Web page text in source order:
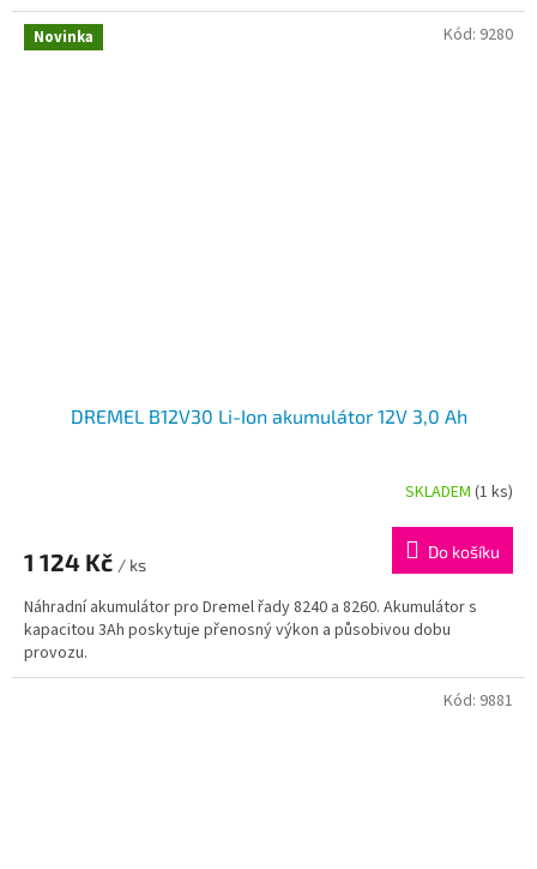
Novinka
DREMEL B12V30 Li-Ion akumulátor 12V 3,0 Ah
SKLADEM (1 ks)
1 124 Kč / ks
Do košíku
Náhradní akumulátor pro Dremel řady 8240 a 8260. Akumulátor s
kapacitou 3Ah poskytuje přenosný výkon a působivou dobu
provozu.
Kód: 9280
Kód: 9881